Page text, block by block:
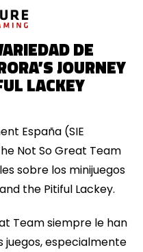
DE
JOURNEY
LACKEY
España (SIE
Not So Great Team
sobre los minijuegos
the Pitiful Lackey.
Team siempre le han
juegos, especialmente